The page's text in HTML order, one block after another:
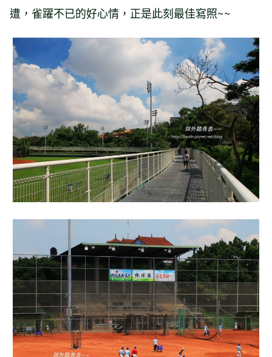
遭，雀躍不已的好心情，正是此刻最佳寫照~~